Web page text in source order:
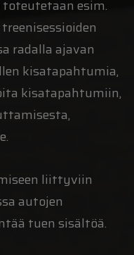
esim.
radalla ajavan
kisatapahtumia,
kisatapahtumiin,
liittyviin
autojen
tuen sisältöä.